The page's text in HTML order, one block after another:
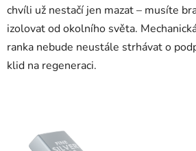
chvíli už nestačí jen mazat – musíte
izolovat od okolního světa.
ranka nebude neustále strhávat o
klid na regeneraci.